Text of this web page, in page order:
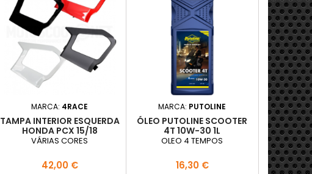
MARCA: 4RACE
TAMPA INTERIOR ESQUERDA
HONDA PCX 15/18
VÁRIAS CORES
Preço
42,00 €
MARCA: PUTOLINE
ÓLEO PUTOLINE SCOOTER
4T 10W-30 1L
OLEO 4 TEMPOS
Preço
16,30 €